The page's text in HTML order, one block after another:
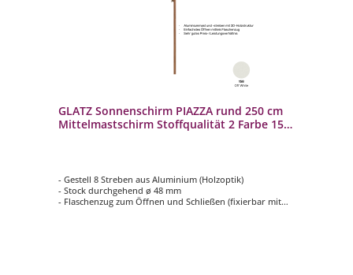
GLATZ Sonnenschirm PIAZZA rund 250 cm
Mittelmastschirm Stoffqualität 2 Farbe 158
- Gestell 8 Streben aus Aluminium (Holzoptik)
- Stock durchgehend ø 48 mm
- Flaschenzug zum Öffnen und Schließen (fixierbar mit